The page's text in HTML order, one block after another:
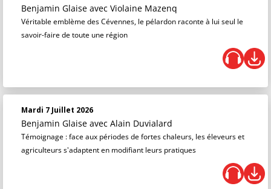
Benjamin Glaise avec Violaine Mazenq
Véritable emblème des Cévennes, le pélardon raconte à lui seul le
savoir-faire de toute une région
Mardi 7 Juillet 2026
Benjamin Glaise avec Alain Duvialard
Témoignage : face aux périodes de fortes chaleurs, les éleveurs et
agriculteurs s'adaptent en modifiant leurs pratiques